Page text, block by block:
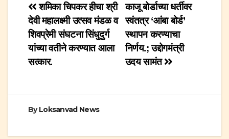
Post
navigation
काजू बोर्डाच्या धर्तीवर
स्वंतत्र ‘आंबा बोर्ड’
स्थापन करण्याचा
निर्णय.; उद्दोगमंत्री
उदय सामंत
शमिका चिपकर हीचा श्री
देवी महालक्ष्मी उत्सव मंडळ व
शिवप्रेमी संघटना सिंधुदुर्ग
यांच्या वतीने करण्यात आला
सत्कार.
ByLoksanvad News